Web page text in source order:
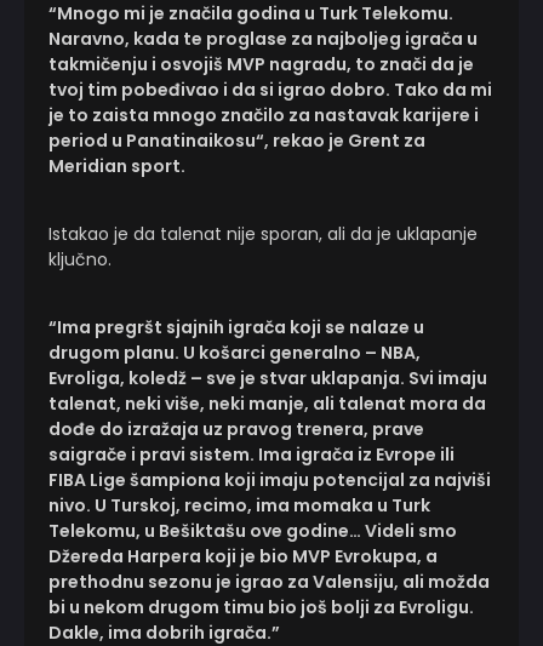
“Mnogo mi je značila godina u Turk Telekomu.
Naravno, kada te proglase za najboljeg igrača u
takmičenju i osvojiš MVP nagradu, to znači da je
tvoj tim pobeđivao i da si igrao dobro. Tako da mi
je to zaista mnogo značilo za nastavak karijere i
period u Panatinaikosu“, rekao je Grent za
Meridian sport.
Istakao je da talenat nije sporan, ali da je uklapanje
ključno.
“Ima pregršt sjajnih igrača koji se nalaze u
drugom planu. U košarci generalno – NBA,
Evroliga, koledž – sve je stvar uklapanja. Svi imaju
talenat, neki više, neki manje, ali talenat mora da
dođe do izražaja uz pravog trenera, prave
saigrače i pravi sistem. Ima igrača iz Evrope ili
FIBA Lige šampiona koji imaju potencijal za najviši
nivo. U Turskoj, recimo, ima momaka u Turk
Telekomu, u Bešiktašu ove godine… Videli smo
Džereda Harpera koji je bio MVP Evrokupa, a
prethodnu sezonu je igrao za Valensiju, ali možda
bi u nekom drugom timu bio još bolji za Evroligu.
Dakle, ima dobrih igrača.”